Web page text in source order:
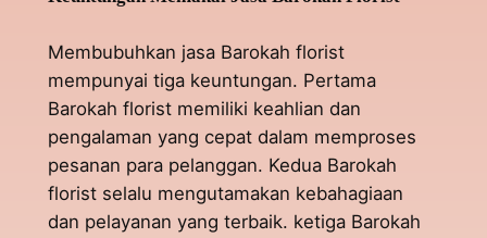
Membubuhkan jasa Barokah florist
mempunyai tiga keuntungan. Pertama
Barokah florist memiliki keahlian dan
pengalaman yang cepat dalam memproses
pesanan para pelanggan. Kedua Barokah
florist selalu mengutamakan kebahagiaan
dan pelayanan yang terbaik. ketiga Barokah